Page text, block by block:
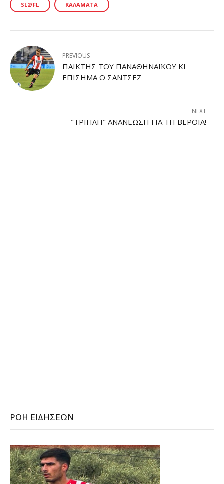
SL2/FL ΚΑΛΑΜΆΤΑ
PREVIOUS
ΠΑΊΚΤΗΣ ΤΟΥ ΠΑΝΑΘΗΝΑΪΚΟΎ ΚΙ
ΕΠΊΣΗΜΑ Ο ΣΆΝΤΣΕΖ
NEXT
"ΤΡΙΠΛΉ" ΑΝΑΝΈΩΣΗ ΓΙΑ ΤΗ ΒΈΡΟΙΑ!
ΡΟΉ ΕΙΔΉΣΕΩΝ